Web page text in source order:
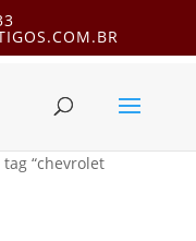
“chevrolet